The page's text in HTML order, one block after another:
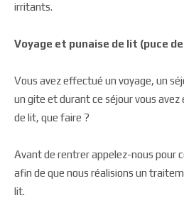
irritants.
Voyage et punaise de lit (puce
Vous avez effectué un voyage, un
un gite et durant ce séjour vous avez
de lit, que faire ?
Avant de rentrer appelez-nous pour
afin de que nous réalisions un
lit.